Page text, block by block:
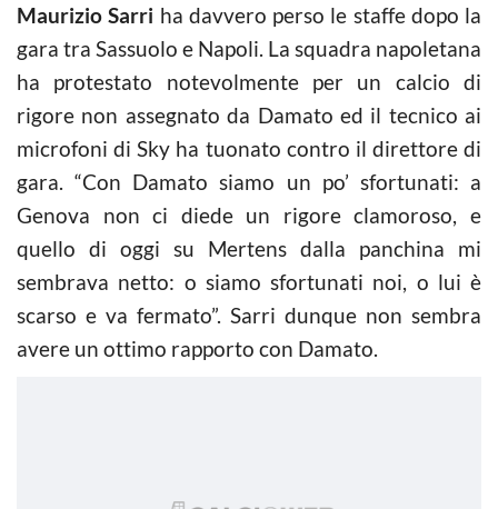
Maurizio Sarri ha davvero perso le staffe dopo la
gara tra Sassuolo e Napoli. La squadra napoletana
ha protestato notevolmente per un calcio di
rigore non assegnato da Damato ed il tecnico ai
microfoni di Sky ha tuonato contro il direttore di
gara. “Con Damato siamo un po’ sfortunati: a
Genova non ci diede un rigore clamoroso, e
quello di oggi su Mertens dalla panchina mi
sembrava netto: o siamo sfortunati noi, o lui è
scarso e va fermato”. Sarri dunque non sembra
avere un ottimo rapporto con Damato.